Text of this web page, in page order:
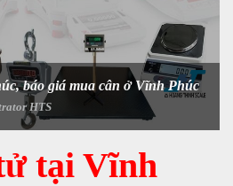
báo giá mua cân ở Vĩnh Phúc
HTS
tại Vĩnh